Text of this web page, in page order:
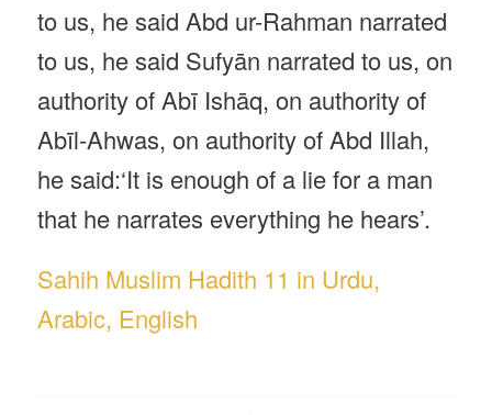
to us, he said Abd ur-Rahman narrated
to us, he said Sufyān narrated to us, on
authority of Abī Ishāq, on authority of
Abīl-Ahwas, on authority of Abd Illah,
he said:‘It is enough of a lie for a man
that he narrates everything he hears’.
Sahih Muslim Hadith 11 in Urdu,
Arabic, English